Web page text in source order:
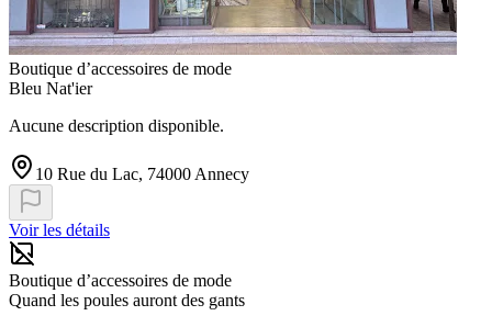
Boutique d’accessoires de mode
Bleu Nat'ier
Aucune description disponible.
10 Rue du Lac, 74000 Annecy
Voir les détails
Boutique d’accessoires de mode
Quand les poules auront des gants